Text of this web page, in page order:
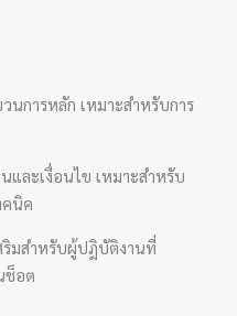
นการหลัก เหมาะสำหรับการ
ละเงื่อนไข เหมาะสำหรับ
คนิค
ริมสำหรับผู้ปฏิบัติงานที่
ช็อต